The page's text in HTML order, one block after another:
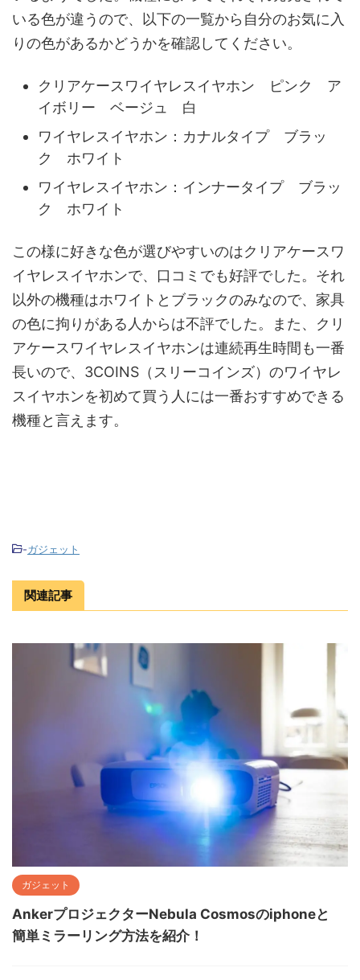
いる色が違うので、以下の一覧から自分のお気に入
りの色があるかどうかを確認してください。
クリアケースワイヤレスイヤホン ピンク ア
イボリー ベージュ 白
ワイヤレスイヤホン：カナルタイプ ブラッ
ク ホワイト
ワイヤレスイヤホン：インナータイプ ブラッ
ク ホワイト
この様に好きな色が選びやすいのはクリアケースワ
イヤレスイヤホンで、口コミでも好評でした。それ
以外の機種はホワイトとブラックのみなので、家具
の色に拘りがある人からは不評でした。また、クリ
アケースワイヤレスイヤホンは連続再生時間も一番
長いので、3COINS（スリーコインズ）のワイヤレ
スイヤホンを初めて買う人には一番おすすめできる
機種と言えます。
-ガジェット
関連記事
ガジェット
AnkerプロジェクターNebula Cosmosのiphoneと
簡単ミラーリング方法を紹介！